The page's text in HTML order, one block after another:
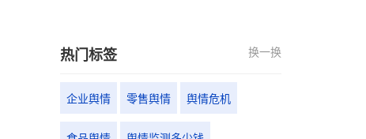
热门标签 换一换
企业舆情 零售舆情 舆情危机